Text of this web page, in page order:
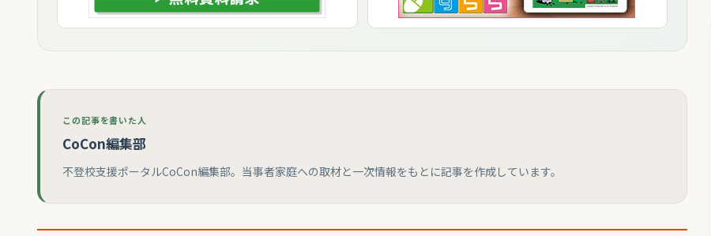
この記事を書いた人
CoCon編集部
不登校支援ポータルCoCon編集部。当事者家庭への取材と一次情報をもとに記事を作成しています。